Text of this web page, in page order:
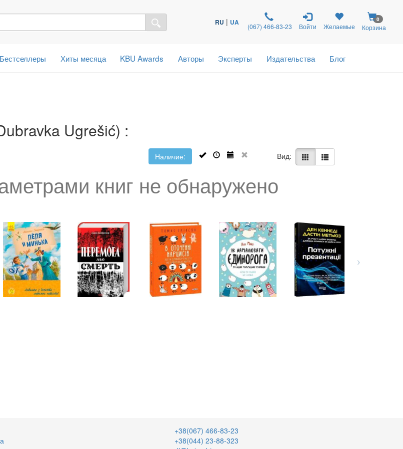
RU | UA (067) 466-83-23 Войти Желаемые
0
Корзина
Бестселлеры Хиты месяца KBU Awards Авторы Эксперты Издательства Блог
Ugrešić) :
Наличие: Вид:
книг не обнаружено
+38(067) 466-83-23
+38(044) 23-88-323